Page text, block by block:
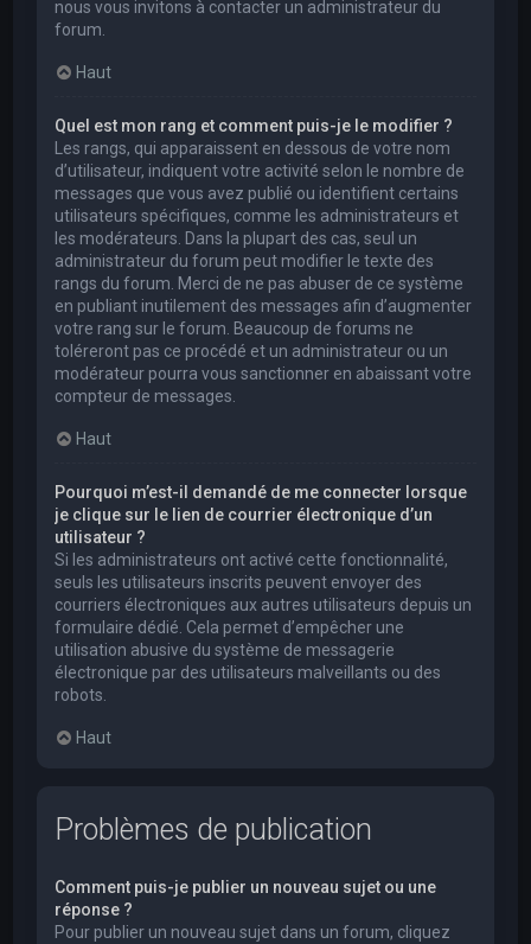
nous vous invitons à contacter un administrateur du
forum.
Haut
Quel est mon rang et comment puis-je le modifier ?
Les rangs, qui apparaissent en dessous de votre nom
d’utilisateur, indiquent votre activité selon le nombre de
messages que vous avez publié ou identifient certains
utilisateurs spécifiques, comme les administrateurs et
les modérateurs. Dans la plupart des cas, seul un
administrateur du forum peut modifier le texte des
rangs du forum. Merci de ne pas abuser de ce système
en publiant inutilement des messages afin d’augmenter
votre rang sur le forum. Beaucoup de forums ne
toléreront pas ce procédé et un administrateur ou un
modérateur pourra vous sanctionner en abaissant votre
compteur de messages.
Haut
Pourquoi m’est-il demandé de me connecter lorsque
je clique sur le lien de courrier électronique d’un
utilisateur ?
Si les administrateurs ont activé cette fonctionnalité,
seuls les utilisateurs inscrits peuvent envoyer des
courriers électroniques aux autres utilisateurs depuis un
formulaire dédié. Cela permet d’empêcher une
utilisation abusive du système de messagerie
électronique par des utilisateurs malveillants ou des
robots.
Haut
Problèmes de publication
Comment puis-je publier un nouveau sujet ou une
réponse ?
Pour publier un nouveau sujet dans un forum, cliquez